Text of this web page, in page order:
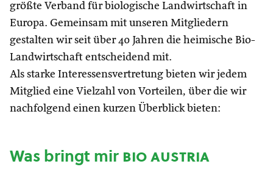
größte Verband für biologische Landwirtschaft in
Europa. Gemeinsam mit unseren Mitgliedern
gestalten wir seit über 40 Jahren die heimische Bio-
Landwirtschaft entscheidend mit.
Als starke Interessensvertretung bieten wir jedem
Mitglied eine Vielzahl von Vorteilen, über die wir
nachfolgend einen kurzen Überblick bieten:
Was bringt mirbio austria